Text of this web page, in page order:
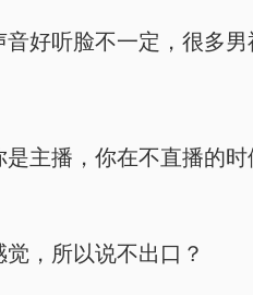
好听脸不一定，很多
主播，你在不直播的
，所以说不出口？